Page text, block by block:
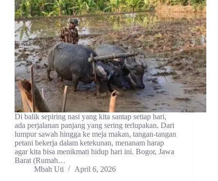
Di balik sepiring nasi yang kita santap setiap hari,
ada perjalanan panjang yang sering terlupakan. Dari
lumpur sawah hingga ke meja makan, tangan-tangan
petani bekerja dalam ketekunan, menanam harap
agar kita bisa menikmati hidup hari ini. Bogor, Jawa
Barat (Rumah…
Mbah Uti
April 6, 2026